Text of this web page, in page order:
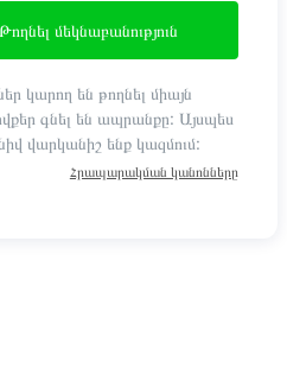
Թողնել մեկնաբանություն
կարող են թողնել միայն
գնել են ապրանքը: Այսպես
վարկանիշ ենք կազմում:
Հրապարակման կանոնները